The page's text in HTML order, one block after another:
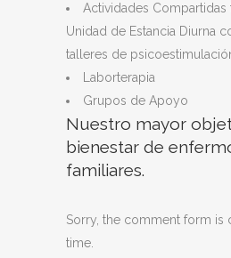
Actividades Compartidas
Unidad de Estancia Diurna
talleres de
Laborterapia
Grupos de Apoyo
Nuestro mayor
bienestar de
familiares.
Sorry, the comment form is
time.